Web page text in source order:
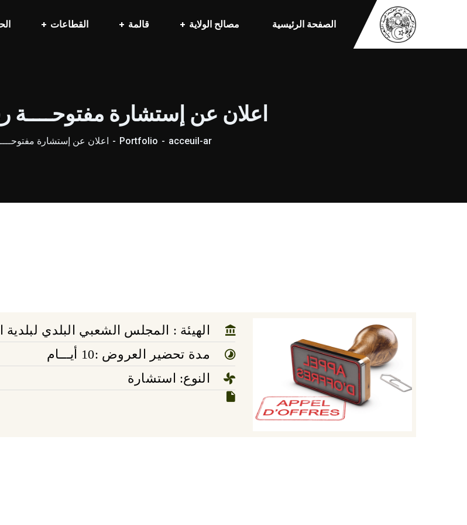
الصفحة الرئيسية مصالح الولاية قالمة القطاعات
اعلان عن إستشارة مفتوحــــة رقم 05/
acceuil-ar
Portfolio اعلان عن إستشارة مفتوحــــة
الهيئة : المجلس الشعبي البلدي لبلدية
مدة تحضير العروض :10 أيـــام
النوع: استشارة